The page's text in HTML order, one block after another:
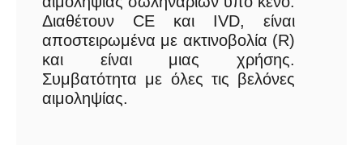
Διαθέτουν CE και IVD, είναι
αποστειρωμένα με ακτινοβολία (R)
και είναι μιας χρήσης.
Συμβατότητα με όλες τις βελόνες
αιμοληψίας.